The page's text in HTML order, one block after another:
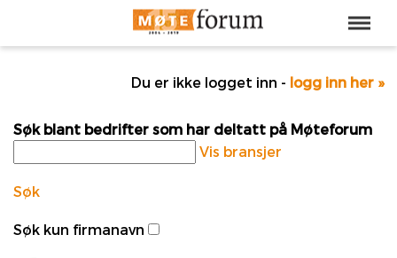
Du er ikke logget inn - logg inn her »
Søk blant bedrifter som har deltatt på Møteforum
Vis bransjer
Søk
Søk kun firmanavn